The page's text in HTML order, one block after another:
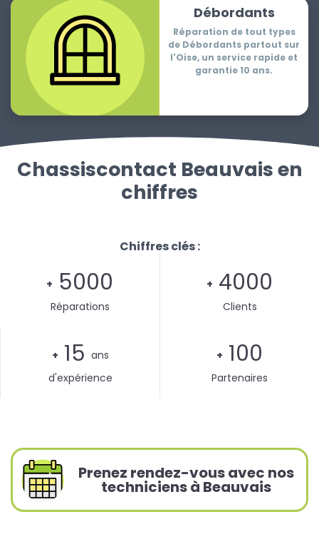
Débordants
Réparation de tout types
de Débordants partout sur
l'Oise, un service rapide et
garantie 10 ans.
Chassiscontact Beauvais en
chiffres
Chiffres clés :
+ 5000
Réparations
+ 4000
Clients
+ 15 ans
d'expérience
+ 100
Partenaires
Prenez rendez-vous avec nos
techniciens à Beauvais